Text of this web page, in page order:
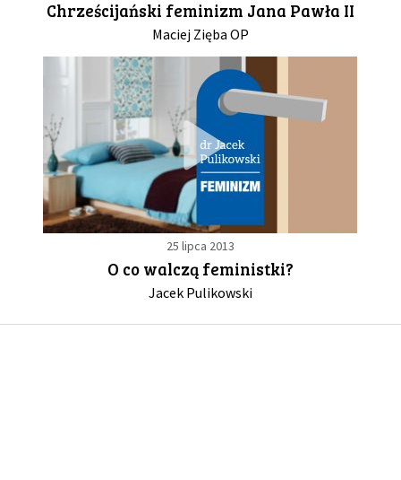
DRUŻYNA
WESPRZYJ NAS
PARTNERZY
NEWSLETTER
Chrześcijański feminizm Jana Pawła II
Maciej Zięba OP
25 lipca 2013
O co walczą feministki?
Jacek Pulikowski